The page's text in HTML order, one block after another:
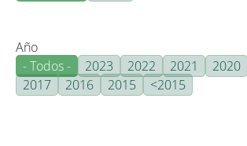
Año
- Todos -
2023 2022 2021 2020
2017
2016 2015 <2015